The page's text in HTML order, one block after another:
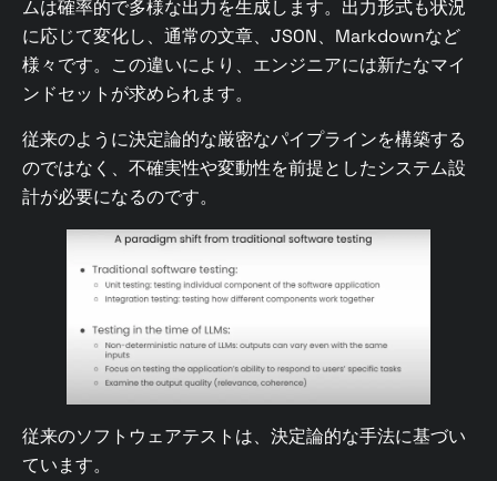
ムは確率的で多様な出力を生成します。出力形式も状況
に応じて変化し、通常の文章、JSON、Markdownなど
様々です。この違いにより、エンジニアには新たなマイ
ンドセットが求められます。
従来のように決定論的な厳密なパイプラインを構築する
のではなく、不確実性や変動性を前提としたシステム設
計が必要になるのです。
従来のソフトウェアテストは、決定論的な手法に基づい
ています。